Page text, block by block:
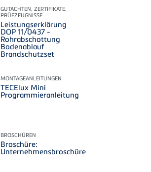
GUTACHTEN, ZERTIFIKATE,
PRÜFZEUGNISSE
Leistungserklärung
DOP 11/0437 -
Rohrabschottung
Bodenablauf
Brandschutzset
MONTAGEANLEITUNGEN
TECElux Mini
Programmieranleitung
BROSCHÜREN
Broschüre:
Unternehmensbroschüre